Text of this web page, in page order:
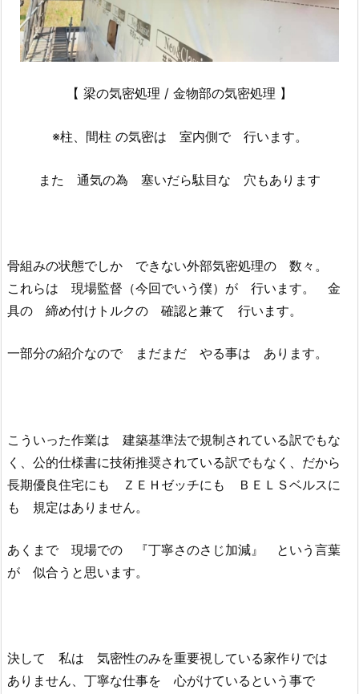
【 梁の気密処理 / 金物部の気密処理 】
※柱、間柱 の気密は 室内側で 行います。
また 通気の為 塞いだら駄目な 穴もあります
骨組みの状態でしか できない外部気密処理の 数々。
これらは 現場監督（今回でいう僕）が 行います。 金
具の 締め付けトルクの 確認と兼て 行います。
一部分の紹介なので まだまだ やる事は あります。
こういった作業は 建築基準法で規制されている訳でもな
く、公的仕様書に技術推奨されている訳でもなく、だから
長期優良住宅にも ＺＥＨゼッチにも ＢＥＬＳベルスに
も 規定はありません。
あくまで 現場での 『丁寧さのさじ加減』 という言葉
が 似合うと思います。
決して 私は 気密性のみを重要視している家作りでは
ありません、丁寧な仕事を 心がけているという事で